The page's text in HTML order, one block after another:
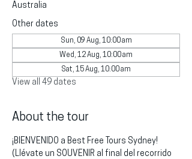
Australia
Other dates
Sun, 09 Aug, 10:00 am
Wed, 12 Aug, 10:00 am
Sat, 15 Aug, 10:00 am
View all 49 dates
About the tour
¡BIENVENIDO a Best Free Tours Sydney!
(Llévate un SOUVENIR al final del recorrido